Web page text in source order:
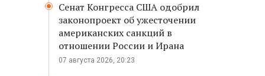
Сенат Конгресса США одобрил
законопроект об ужесточении
американских санкций в
отношении России и Ирана
07 августа 2026, 20:23